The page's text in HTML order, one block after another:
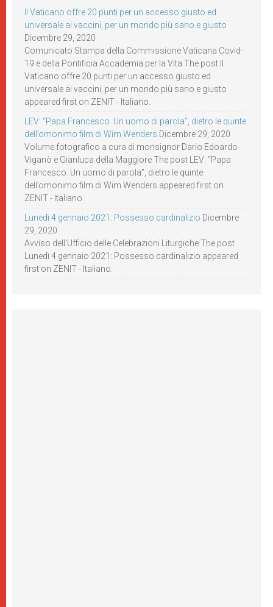
Il Vaticano offre 20 punti per un accesso giusto ed
universale ai vaccini, per un mondo più sano e giusto
Dicembre 29, 2020
Comunicato Stampa della Commissione Vaticana Covid-
19 e della Pontificia Accademia per la Vita The post Il
Vaticano offre 20 punti per un accesso giusto ed
universale ai vaccini, per un mondo più sano e giusto
appeared first on ZENIT - Italiano.
LEV: “Papa Francesco. Un uomo di parola”, dietro le quinte
dell’omonimo film di Wim Wenders Dicembre 29, 2020
Volume fotografico a cura di monsignor Dario Edoardo
Viganò e Gianluca della Maggiore The post LEV: “Papa
Francesco. Un uomo di parola”, dietro le quinte
dell’omonimo film di Wim Wenders appeared first on
ZENIT - Italiano.
Lunedì 4 gennaio 2021: Possesso cardinalizio Dicembre
29, 2020
Avviso dell’Ufficio delle Celebrazioni Liturgiche The post
Lunedì 4 gennaio 2021: Possesso cardinalizio appeared
first on ZENIT - Italiano.